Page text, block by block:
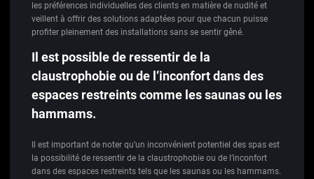
les préférences individuelles des clients en matière de nudité et
veillent à offrir des solutions adaptées pour que chacun puisse
profiter pleinement des installations sans se sentir gêné.
Il est possible de ressentir de la
claustrophobie ou de l’inconfort dans des
espaces restreints comme les saunas ou les
hammams.
Il est important de noter qu’un inconvénient potentiel des spas est
la possibilité de ressentir de la claustrophobie ou de l’inconfort
dans des espaces restreints tels que les saunas ou les hammams.